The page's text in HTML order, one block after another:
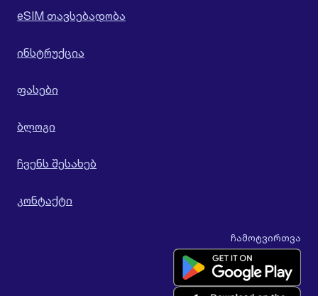
eSIM თავსებადობა
ინსტრუქცია
ფასები
ბლოგი
ჩვენს შესახებ
კონტაქტი
ჩამოტვირთვა